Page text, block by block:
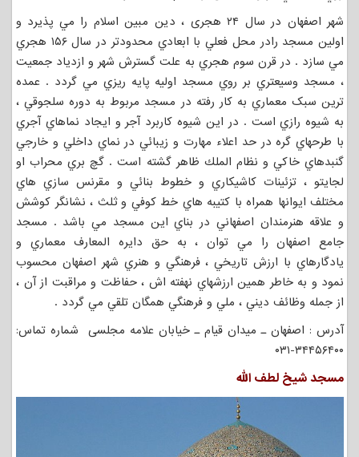
شهر اصفهان در سال ۲۴ هجری ، دین مبین اسلام را مي پذيرد و
اولين مسجد رادر محل فعلي با ابعادي محدودتر در سال ۱۵۶ هجري
مي سازد . در قرن سوم هجري به علت گسترش شهر و ازدياد جمعيت
، مسجد وسيعتري بر روي مسجد اوليه پايه ريزي مي گردد . عمده
ترين سبک معماري به کار رفته در مسجد مربوط به دوره سلجوقي ،
به شيوه رازي است . در اين شيوه کاربرد آجر و ايجاد نماهاي آجري
با طرحهاي گره در حد اعلاء مهارت و زيبائي در نماي داخلي و خارجي
گنبدهاي خاكي و نظام الملك ظاهر گشته است . گچ بري محراب او
لجايتو ، تزئينات كاشيكاري و خطوط بنائي و مقرنس سازي هاي
مختلف ايوانها همراه با كتيبه هاي خط كوفي و ثلث ، نشانگر كوشش
و علاقه هنرمندان اصفهاني در بناي اين مسجد مي باشد . مسجد
جامع اصفهان را مي توان ، به حق دايره المعارف معماري و
يادگارهاي با ارزش تاريخي ، فرهنگي و هنري شهر اصفهان محسوب
نمود و به خاطر همين ارزشهاي نهفته اش ، حفاظت و مراقبت از آن ،
از جمله وظائف ديني ، ملي و فرهنگي همگان تلقي مي گردد .
آدرس : اصفهان ـ میدان قیام ـ خیابان علامه مجلسی شماره تماس:
۳۴۴۵۶۴۰۰-۰۳۱
مسجد شیخ لطف الله